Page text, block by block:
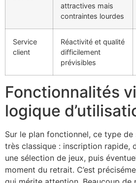
attractives mais
contraintes lourdes
Service
client
Réactivité et qualité
difficilement
prévisibles
Fonctionnalités
logique
Sur le plan fonctionnel, ce type
très classique : inscription rapide,
une sélection de jeux, puis
moment du retrait. C’est